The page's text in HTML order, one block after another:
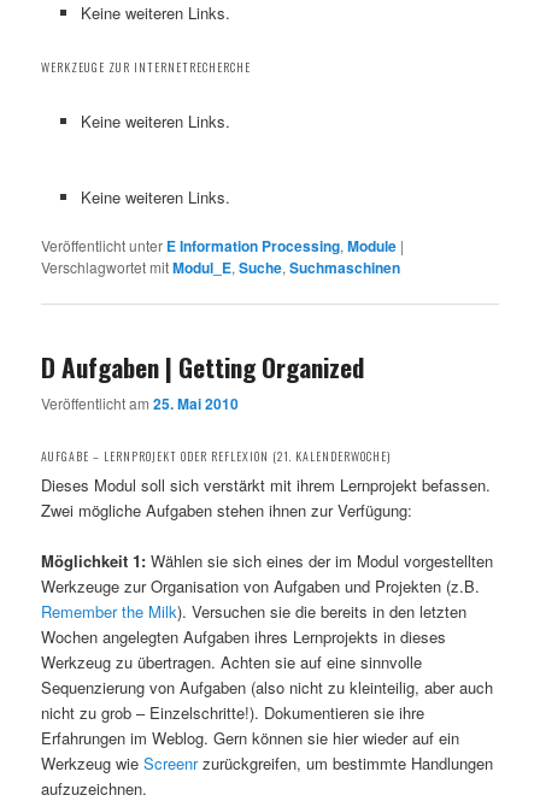
Keine weiteren Links.
WERKZEUGE ZUR INTERNETRECHERCHE
Keine weiteren Links.
Keine weiteren Links.
Veröffentlicht unter E Information Processing,Module |
Verschlagwortet mitModul_E,Suche,Suchmaschinen
D Aufgaben | Getting Organized
Veröffentlicht am25. Mai 2010
AUFGABE – LERNPROJEKT ODER REFLEXION (21. KALENDERWOCHE)
Dieses Modul soll sich verstärkt mit ihrem Lernprojekt befassen.
Zwei mögliche Aufgaben stehen ihnen zur Verfügung:
Möglichkeit 1: Wählen sie sich eines der im Modul vorgestellten
Werkzeuge zur Organisation von Aufgaben und Projekten (z.B.
Remember the Milk). Versuchen sie die bereits in den letzten
Wochen angelegten Aufgaben ihres Lernprojekts in dieses
Werkzeug zu übertragen. Achten sie auf eine sinnvolle
Sequenzierung von Aufgaben (also nicht zu kleinteilig, aber auch
nicht zu grob – Einzelschritte!). Dokumentieren sie ihre
Erfahrungen im Weblog. Gern können sie hier wieder auf ein
Werkzeug wieScreenrzurückgreifen, um bestimmte Handlungen
aufzuzeichnen.